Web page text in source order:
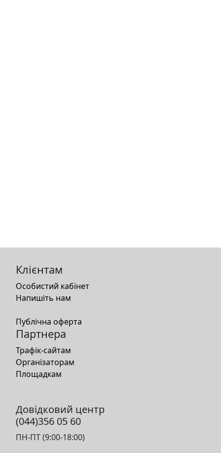
Клієнтам
Особистий кабінет
Напишіть нам
Публічна оферта
Партнера
Трафік-сайтам
Організаторам
Площадкам
Довідковий центр
(044)356 05 60
ПН-ПТ (9:00-18:00)